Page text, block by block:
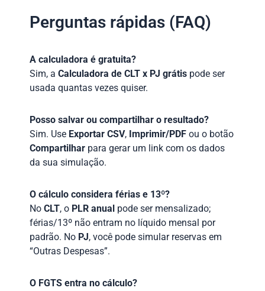
Perguntas rápidas (FAQ)
A calculadora é gratuita?
Sim, a Calculadora de CLT x PJ grátis pode ser
usada quantas vezes quiser.
Posso salvar ou compartilhar o resultado?
Sim. Use Exportar CSV, Imprimir/PDF ou o botão
Compartilhar para gerar um link com os dados
da sua simulação.
O cálculo considera férias e 13º?
No CLT, o PLR anual pode ser mensalizado;
férias/13º não entram no líquido mensal por
padrão. No PJ, você pode simular reservas em
“Outras Despesas”.
O FGTS entra no cálculo?